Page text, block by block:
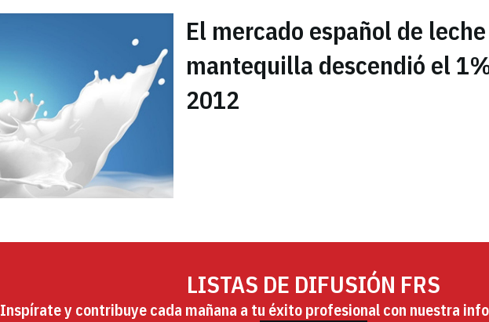
El mercado español de
mantequilla descendió el
2012
LISTAS DE DIFUSIÓN FRS
Inspírate y contribuye cada mañana a tu éxito profesional con nuestra